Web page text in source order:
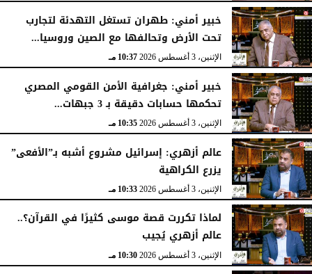
خبير أمني: طهران تستغل التهدئة لتجارب
تحت الأرض وتحالفها مع الصين وروسيا...
الإثنين، 3 أغسطس 2026 10:37 مـ
خبير أمني: جغرافية الأمن القومي المصري
تحكمها حسابات دقيقة بـ 3 جبهات...
الإثنين، 3 أغسطس 2026 10:35 مـ
عالم أزهري: إسرائيل مشروع أشبه بـ”الأفعى”
يزرع الكراهية
الإثنين، 3 أغسطس 2026 10:33 مـ
لماذا تكررت قصة موسى كثيرًا في القرآن؟..
عالم أزهري يُجيب
الإثنين، 3 أغسطس 2026 10:30 مـ